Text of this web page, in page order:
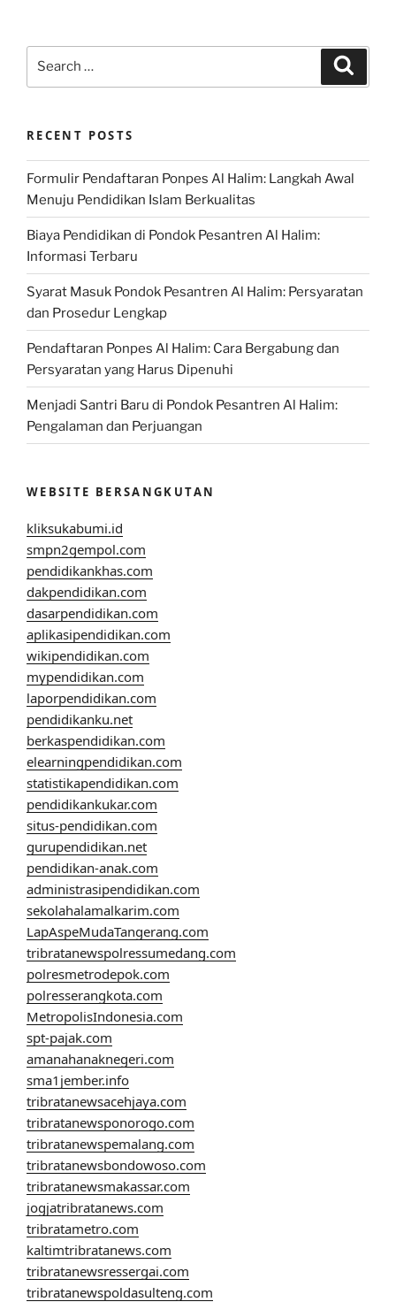
RECENT POSTS
Formulir Pendaftaran Ponpes Al Halim: Langkah Awal
Menuju Pendidikan Islam Berkualitas
Biaya Pendidikan di Pondok Pesantren Al Halim:
Informasi Terbaru
Syarat Masuk Pondok Pesantren Al Halim: Persyaratan
dan Prosedur Lengkap
Pendaftaran Ponpes Al Halim: Cara Bergabung dan
Persyaratan yang Harus Dipenuhi
Menjadi Santri Baru di Pondok Pesantren Al Halim:
Pengalaman dan Perjuangan
WEBSITE BERSANGKUTAN
kliksukabumi.id
smpn2gempol.com
pendidikankhas.com
dakpendidikan.com
dasarpendidikan.com
aplikasipendidikan.com
wikipendidikan.com
mypendidikan.com
laporpendidikan.com
pendidikanku.net
berkaspendidikan.com
elearningpendidikan.com
statistikapendidikan.com
pendidikankukar.com
situs-pendidikan.com
gurupendidikan.net
pendidikan-anak.com
administrasipendidikan.com
sekolahalamalkarim.com
LapAspeMudaTangerang.com
tribratanewspolressumedang.com
polresmetrodepok.com
polresserangkota.com
MetropolisIndonesia.com
spt-pajak.com
amanahanaknegeri.com
sma1jember.info
tribratanewsacehjaya.com
tribratanewsponorogo.com
tribratanewspemalang.com
tribratanewsbondowoso.com
tribratanewsmakassar.com
jogjatribratanews.com
tribratametro.com
kaltimtribratanews.com
tribratanewsressergai.com
tribratanewspoldasulteng.com